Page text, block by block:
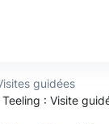
guidées
: Visite